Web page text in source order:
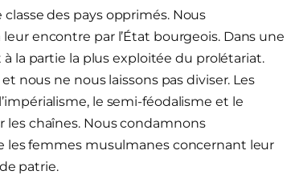
des pays opprimés. Nous
encontre par l’État bourgeois. Dans une
la partie la plus exploitée du prolétariat.
nous ne nous laissons pas diviser. Les
le semi-féodalisme et le
les chaînes. Nous condamnons
femmes musulmanes concernant leur
patrie.